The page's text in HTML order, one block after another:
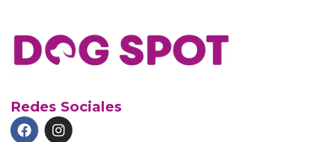
Redes Sociales